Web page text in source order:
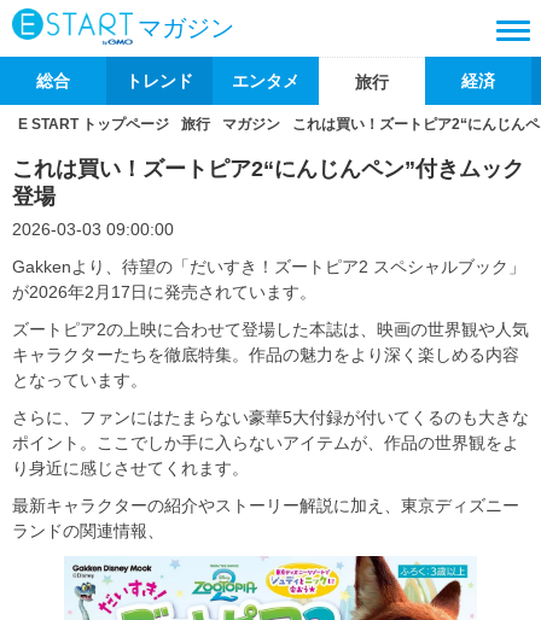
マガジン
総合 トレンド エンタメ 旅行 経済
E START トップページ 旅行 マガジン これは買い！ズートピア2“にんじん
これは買い！ズートピア2“にんじんペン”付きムック
登場
2026-03-03 09:00:00
Gakkenより、待望の「だいすき！ズートピア2 スペシャルブック」
が2026年2月17日に発売されています。
ズートピア2の上映に合わせて登場した本誌は、映画の世界観や人気
キャラクターたちを徹底特集。作品の魅力をより深く楽しめる内容
となっています。
さらに、ファンにはたまらない豪華5大付録が付いてくるのも大きな
ポイント。ここでしか手に入らないアイテムが、作品の世界観をよ
り身近に感じさせてくれます。
最新キャラクターの紹介やストーリー解説に加え、東京ディズニー
ランドの関連情報、